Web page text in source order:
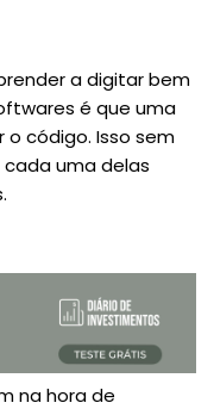
a digitar bem
é que uma
código. Isso sem
uma delas
na hora de